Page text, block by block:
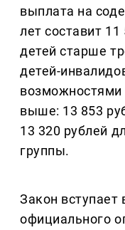
выплата на
лет составит
детей старше
детей-
возможностями
выше: 13 853
13 320 рублей
группы.
Закон вступает
официального